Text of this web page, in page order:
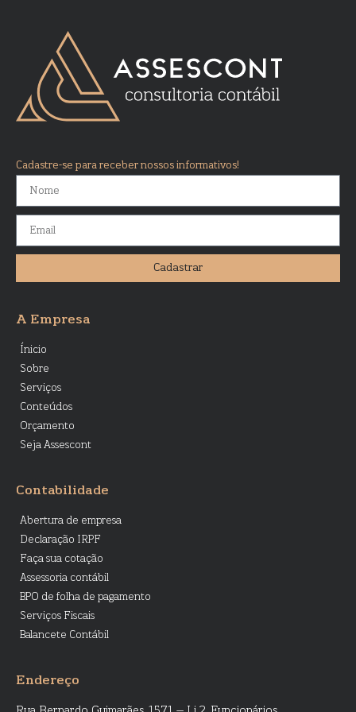
Cadastre-se para receber nossos informativos!
Cadastrar
A Empresa
Ínicio
Sobre
Serviços
Conteúdos
Orçamento
Seja Assescont
Contabilidade
Abertura de empresa
Declaração IRPF
Faça sua cotação
Assessoria contábil
BPO de folha de pagamento
Serviços Fiscais
Balancete Contábil
Endereço